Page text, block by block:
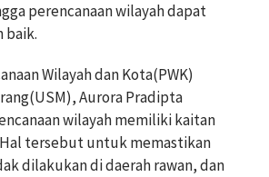
perencanaan wilayah dapat
baik.
Wilayah dan Kota(PWK)
Aurora Pradipta
wilayah memiliki kaitan
tersebut untuk memastikan
dilakukan di daerah rawan, dan